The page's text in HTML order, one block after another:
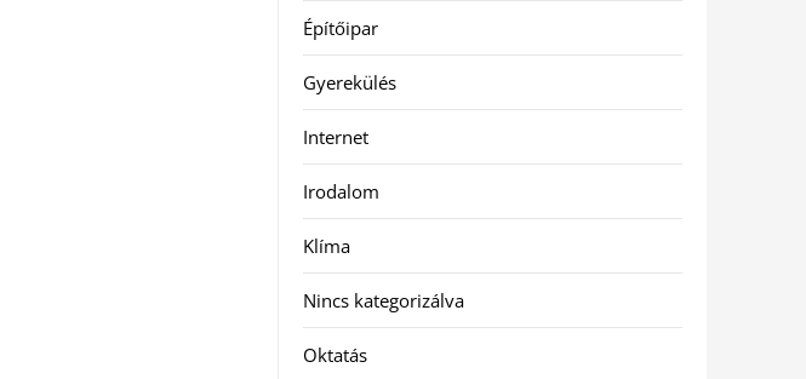
Építőipar
Gyerekülés
Internet
Irodalom
Klíma
Nincs kategorizálva
Oktatás